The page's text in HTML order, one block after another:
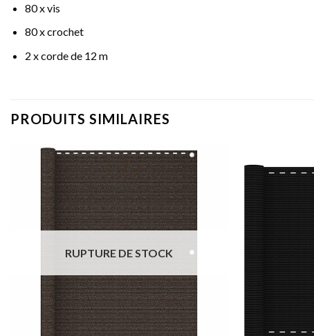
80 x vis
80 x crochet
2 x corde de 12 m
PRODUITS SIMILAIRES
RUPTURE DE STOCK